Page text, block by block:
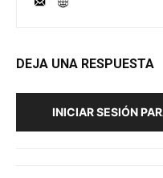
DEJA UNA RESPUESTA
INICIAR SESIÓN